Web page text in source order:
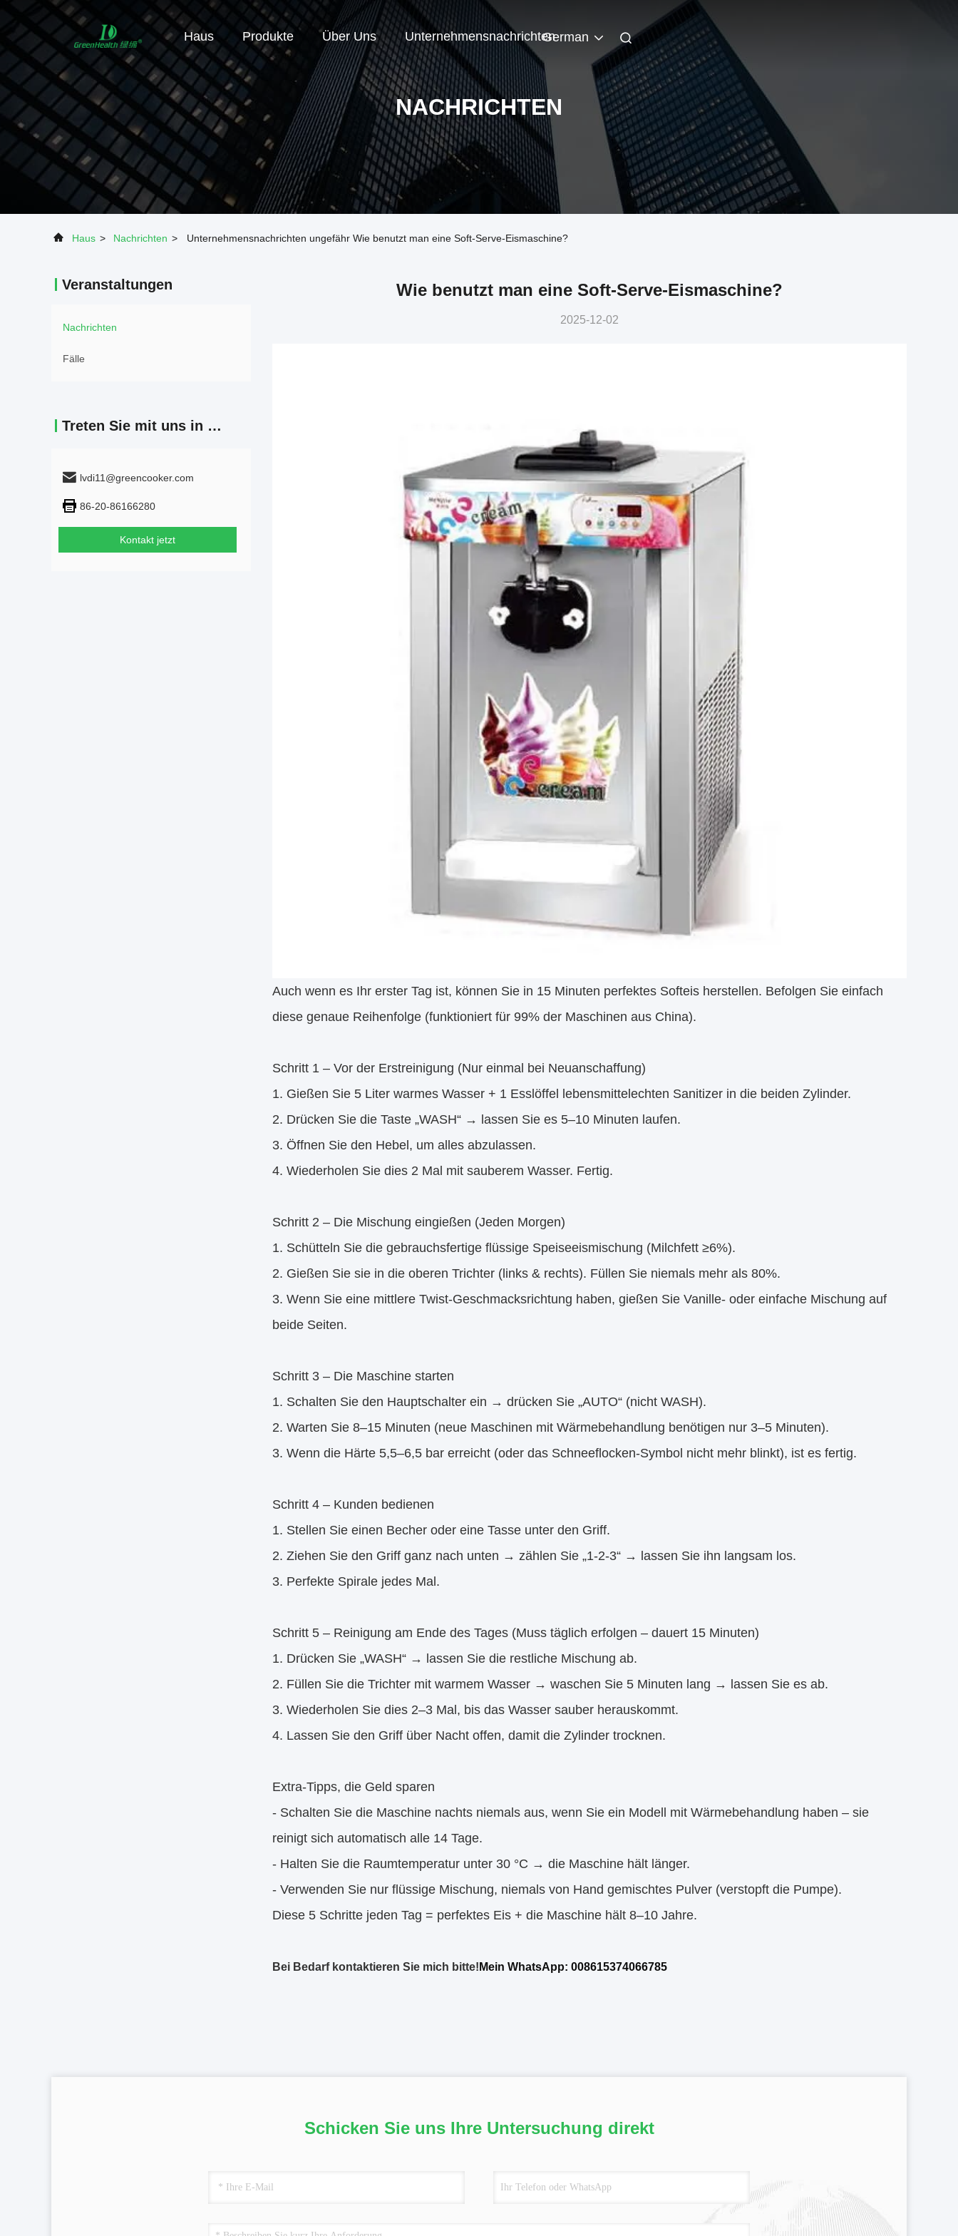
Haus Produkte Über Uns UnternehmensnachrichtenGerman
NACHRICHTEN
Haus > Nachrichten > Unternehmensnachrichten ungefähr Wie benutzt man eine Soft-Serve-Eismaschine?
Veranstaltungen
Nachrichten
Fälle
Treten Sie mit uns in Verbindung
lvdi11@greencooker.com
86-20-86166280
Kontakt jetzt
Wie benutzt man eine Soft-Serve-Eismaschine?
2025-12-02
Auch wenn es Ihr erster Tag ist, können Sie in 15 Minuten perfektes Softeis herstellen. Befolgen Sie einfach
diese genaue Reihenfolge (funktioniert für 99% der Maschinen aus China).
Schritt 1 – Vor der Erstreinigung (Nur einmal bei Neuanschaffung)
1. Gießen Sie 5 Liter warmes Wasser + 1 Esslöffel lebensmittelechten Sanitizer in die beiden Zylinder.
2. Drücken Sie die Taste „WASH“ → lassen Sie es 5–10 Minuten laufen.
3. Öffnen Sie den Hebel, um alles abzulassen.
4. Wiederholen Sie dies 2 Mal mit sauberem Wasser. Fertig.
Schritt 2 – Die Mischung eingießen (Jeden Morgen)
1. Schütteln Sie die gebrauchsfertige flüssige Speiseeismischung (Milchfett ≥6%).
2. Gießen Sie sie in die oberen Trichter (links & rechts). Füllen Sie niemals mehr als 80%.
3. Wenn Sie eine mittlere Twist-Geschmacksrichtung haben, gießen Sie Vanille- oder einfache Mischung auf
beide Seiten.
Schritt 3 – Die Maschine starten
1. Schalten Sie den Hauptschalter ein → drücken Sie „AUTO“ (nicht WASH).
2. Warten Sie 8–15 Minuten (neue Maschinen mit Wärmebehandlung benötigen nur 3–5 Minuten).
3. Wenn die Härte 5,5–6,5 bar erreicht (oder das Schneeflocken-Symbol nicht mehr blinkt), ist es fertig.
Schritt 4 – Kunden bedienen
1. Stellen Sie einen Becher oder eine Tasse unter den Griff.
2. Ziehen Sie den Griff ganz nach unten → zählen Sie „1-2-3“ → lassen Sie ihn langsam los.
3. Perfekte Spirale jedes Mal.
Schritt 5 – Reinigung am Ende des Tages (Muss täglich erfolgen – dauert 15 Minuten)
1. Drücken Sie „WASH“ → lassen Sie die restliche Mischung ab.
2. Füllen Sie die Trichter mit warmem Wasser → waschen Sie 5 Minuten lang → lassen Sie es ab.
3. Wiederholen Sie dies 2–3 Mal, bis das Wasser sauber herauskommt.
4. Lassen Sie den Griff über Nacht offen, damit die Zylinder trocknen.
Extra-Tipps, die Geld sparen
- Schalten Sie die Maschine nachts niemals aus, wenn Sie ein Modell mit Wärmebehandlung haben – sie
reinigt sich automatisch alle 14 Tage.
- Halten Sie die Raumtemperatur unter 30 °C → die Maschine hält länger.
- Verwenden Sie nur flüssige Mischung, niemals von Hand gemischtes Pulver (verstopft die Pumpe).
Diese 5 Schritte jeden Tag = perfektes Eis + die Maschine hält 8–10 Jahre.
Bei Bedarf kontaktieren Sie mich bitte! Mein WhatsApp: 008615374066785
Schicken Sie uns Ihre Untersuchung direkt